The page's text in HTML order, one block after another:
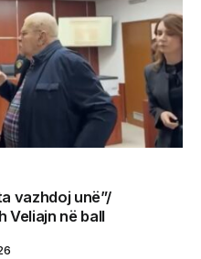
vazhdoj unë”/
Veliajn në ball